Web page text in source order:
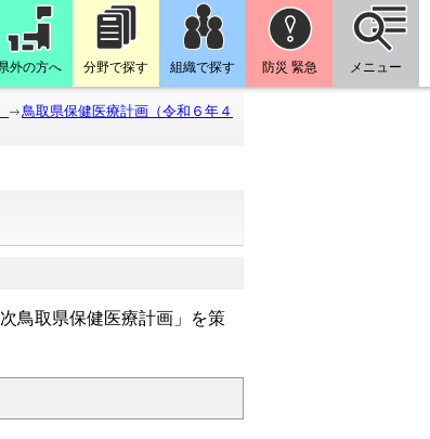
外の方へ 分野で探す 組織で探す 防災 緊急 メニュー
鳥取県保健医療計画（令和６年４
鳥取県保健医療計画」を策